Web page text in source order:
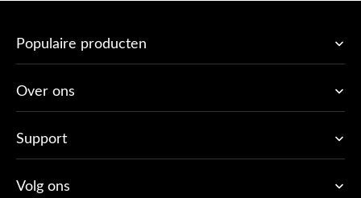
Populaire producten
Over ons
Support
Volg ons